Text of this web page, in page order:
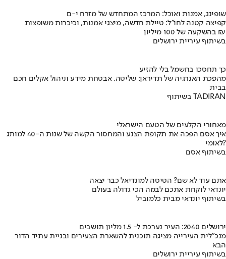
שופינג, אמנות ואוכל: המרכז המתחדש של מזרח י-ם
קפיצה קטנה לחו"ל: טיילת חדשה, מיצגי אמנות, וכיכרות משופצות
בהשקעה של 100 מיליון ₪
בשיתוף עיריית ירושלים
כך תחסכו בחשמל בלי להזיע
מהפכת האנרגיה של תדיראן: שליטה, אבטחת מידע וניהול אקלים חכם
בבית
בשיתוף TADIRAN
מאחורי הקלעים של הטעם הישראלי
איך אסם הפכה את תקופת הצנע והמחסור הקשה של שנות ה-40 למותג
לאומי?
בשיתוף אסם
אתם עוד לא שם? הטיסה למונדיאל כבר יצאה
יונדאי לוקחת אתכם לבמה הכי גדולה בעולם
בשיתוף יונדאי מבית כלמוביל
ירושלים 2040: העיר נערכת ל- 1.5 מליון תושבים
מנכ"לית העירייה מציגה תוכנית להשארת הצעירים ובניית עתיד הדור
הבא
בשיתוף עיריית ירושלים